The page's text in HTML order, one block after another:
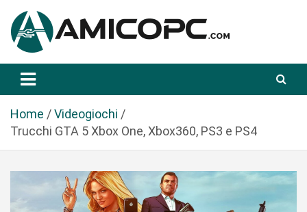
a
Amicopc.com
Home
Videogiochi
Trucchi GTA 5 Xbox One, Xbox360, PS3 e PS4